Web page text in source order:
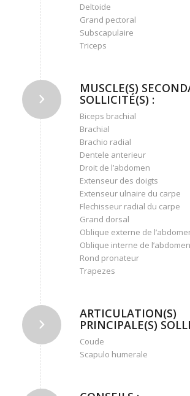
Deltoide
Grand pectoral
Subscapulaire
Triceps
MUSCLE(S)
SOLLICITÉ(S) :
Biceps brachial
Brachial
Brachio radial
Dentele anterieur
Droit de l’abdomen
Extenseur des doigts
Extenseur ulnaire du carpe
Flechisseur radial du carpe
Grand dorsal
Oblique externe de
Oblique interne de l’abdomen
Rond pronateur
Trapezes
ARTICULATION(S)
PRINCIPALE(S)
Coude
Scapulo humerale